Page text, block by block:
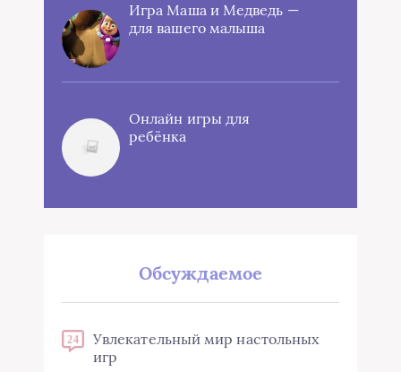
Игра Маша и Медведь —
для вашего малыша
Онлайн игры для
ребёнка
Обсуждаемое
24
Увлекательный мир настольных
игр